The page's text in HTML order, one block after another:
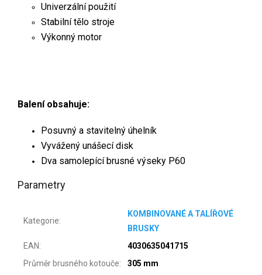
Univerzální použití
Stabilní tělo stroje
Výkonný motor
Balení obsahuje:
Posuvný a stavitelný úhelník
Vyvážený unášecí disk
Dva samolepící brusné výseky P60
Parametry
Kategorie:
KOMBINOVANÉ A TALÍŘOVÉ
BRUSKY
EAN:
4030635041715
Průměr brusného kotouče:
305 mm